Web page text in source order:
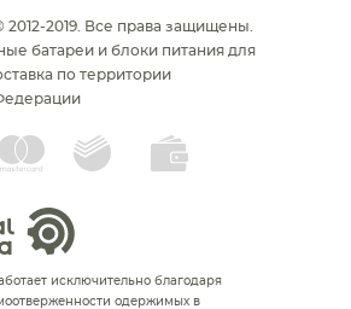
2019. Все права защищены.
батареи и блоки питания для
по территории
исключительно благодаря
одержимых в